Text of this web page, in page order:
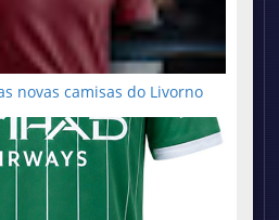
novas camisas do Livorno